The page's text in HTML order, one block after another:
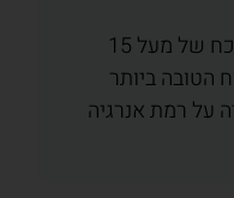
מדוע ניסיון מקצועי מוכח של מעל 15
הטובה ביותר
על רמת אנרגיה